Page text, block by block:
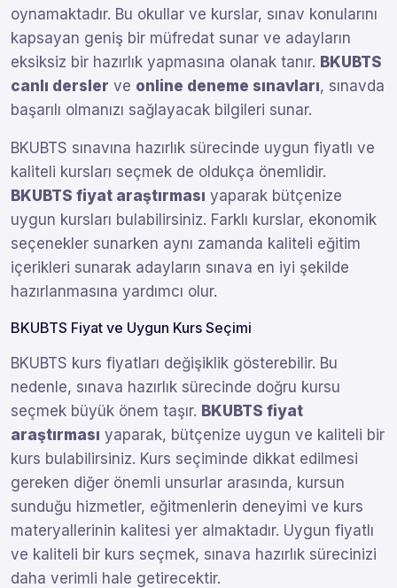
oynamaktadır. Bu okullar ve kurslar, sınav konularını
kapsayan geniş bir müfredat sunar ve adayların
eksiksiz bir hazırlık yapmasına olanak tanır. BKUBTS
canlı dersler ve online deneme sınavları, sınavda
başarılı olmanızı sağlayacak bilgileri sunar.
BKUBTS sınavına hazırlık sürecinde uygun fiyatlı ve
kaliteli kursları seçmek de oldukça önemlidir.
BKUBTS fiyat araştırması yaparak bütçenize
uygun kursları bulabilirsiniz. Farklı kurslar, ekonomik
seçenekler sunarken aynı zamanda kaliteli eğitim
içerikleri sunarak adayların sınava en iyi şekilde
hazırlanmasına yardımcı olur.
BKUBTS Fiyat ve Uygun Kurs Seçimi
BKUBTS kurs fiyatları değişiklik gösterebilir. Bu
nedenle, sınava hazırlık sürecinde doğru kursu
seçmek büyük önem taşır. BKUBTS fiyat
araştırması yaparak, bütçenize uygun ve kaliteli bir
kurs bulabilirsiniz. Kurs seçiminde dikkat edilmesi
gereken diğer önemli unsurlar arasında, kursun
sunduğu hizmetler, eğitmenlerin deneyimi ve kurs
materyallerinin kalitesi yer almaktadır. Uygun fiyatlı
ve kaliteli bir kurs seçmek, sınava hazırlık sürecinizi
daha verimli hale getirecektir.